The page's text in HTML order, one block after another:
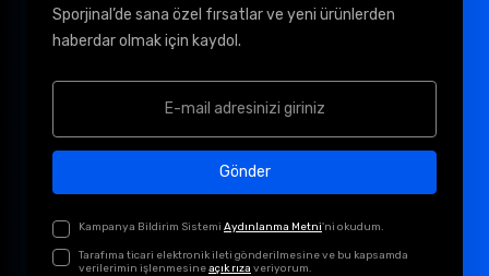
Sporjinal’de sana özel fırsatlar ve yeni ürünlerden
haberdar olmak için kaydol.
Gönder
Kampanya Bildirim Sistemi Aydınlanma Metni'ni okudum.
Tarafıma ticari elektronik ileti gönderilmesine ve bu kapsamda
verilerimin işlenmesineaçık rıza veriyorum.